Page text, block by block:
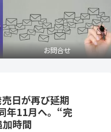
お問合せ
売日が再び延期
11月へ。“完
時間